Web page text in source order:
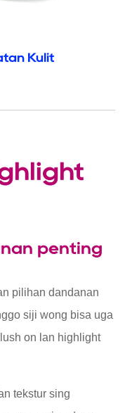
Kulit
penting
pilihan dandanan
siji wong bisa uga
on lan highlight
tekstur sing